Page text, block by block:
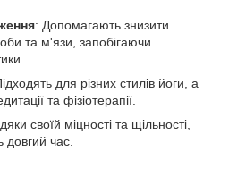
: Допомагають знизити
та м'язи, запобігаючи
для різних стилів йоги, а
та фізіотерапії.
своїй міцності та щільності,
довгий час.